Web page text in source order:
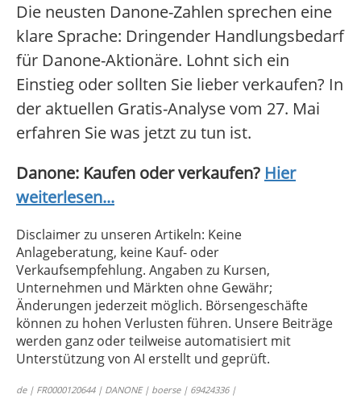
Die neusten Danone-Zahlen sprechen eine
klare Sprache: Dringender Handlungsbedarf
für Danone-Aktionäre. Lohnt sich ein
Einstieg oder sollten Sie lieber verkaufen? In
der aktuellen Gratis-Analyse vom 27. Mai
erfahren Sie was jetzt zu tun ist.
Danone: Kaufen oder verkaufen? Hier
weiterlesen...
Disclaimer zu unseren Artikeln: Keine
Anlageberatung, keine Kauf- oder
Verkaufsempfehlung. Angaben zu Kursen,
Unternehmen und Märkten ohne Gewähr;
Änderungen jederzeit möglich. Börsengeschäfte
können zu hohen Verlusten führen. Unsere Beiträge
werden ganz oder teilweise automatisiert mit
Unterstützung von AI erstellt und geprüft.
de | FR0000120644 | DANONE | boerse | 69424336 |